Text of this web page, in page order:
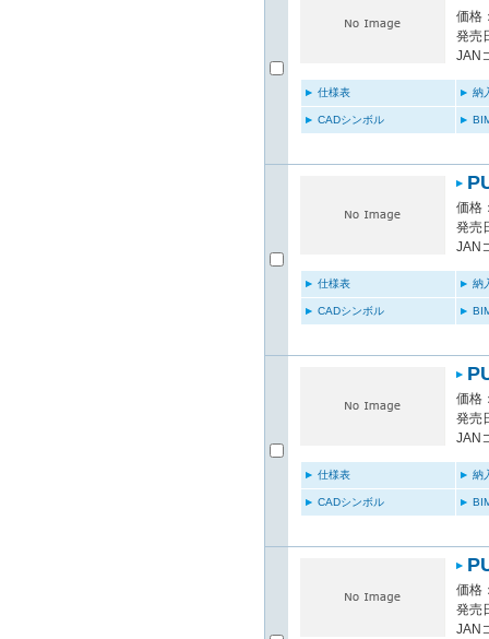
価格
発売
JAN
仕様表 納
CADシンボル
価格
発売
JAN
仕様表 納
CADシンボル
価格
発売
JAN
仕様表 納
CADシンボル
価格
発売
JAN